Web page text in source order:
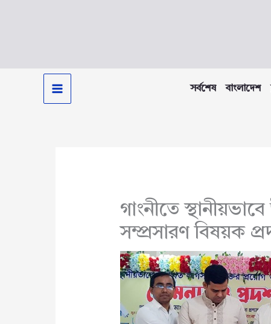
সর্বশেষ বাংলাদেশ
গাংনীতে
সম্প্রসারণ বিষয়ক